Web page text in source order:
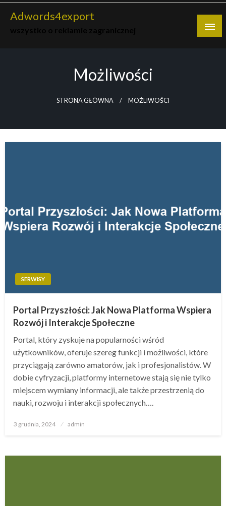
Skip
Adwords4export
Możliwości
STRONA GŁÓWNA MOŻLIWOŚCI
SERWISY
Portal Przyszłości: Jak Nowa Platforma Wspiera
Rozwój i Interakcje Społeczne
Portal, który zyskuje na popularności wśród
użytkowników, oferuje szereg funkcji i możliwości, które
przyciągają zarówno amatorów, jak i profesjonalistów. W
dobie cyfryzacji, platformy internetowe stają się nie tylko
miejscem wymiany informacji, ale także przestrzenią do
nauki, rozwoju i interakcji społecznych….
Opublikowane
3 grudnia, 2024 admin